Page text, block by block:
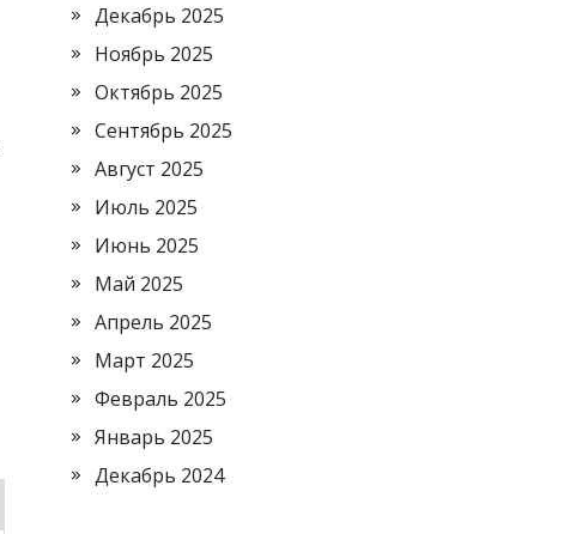
Декабрь 2025
Ноябрь 2025
Октябрь 2025
Сентябрь 2025
Август 2025
Июль 2025
Июнь 2025
Май 2025
Апрель 2025
Март 2025
Февраль 2025
Январь 2025
Декабрь 2024